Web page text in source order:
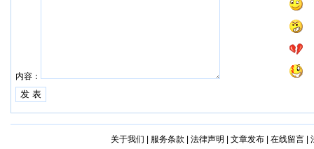
内容：
关于我们 服务条款 法律声明 文章发布| 在线留言|